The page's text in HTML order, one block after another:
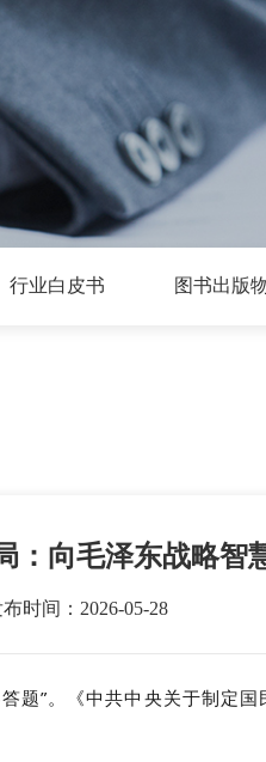
行业白皮书 图书出版
：向毛泽东战略智
布时间：2026-05-28
”。《中共中央关于制定